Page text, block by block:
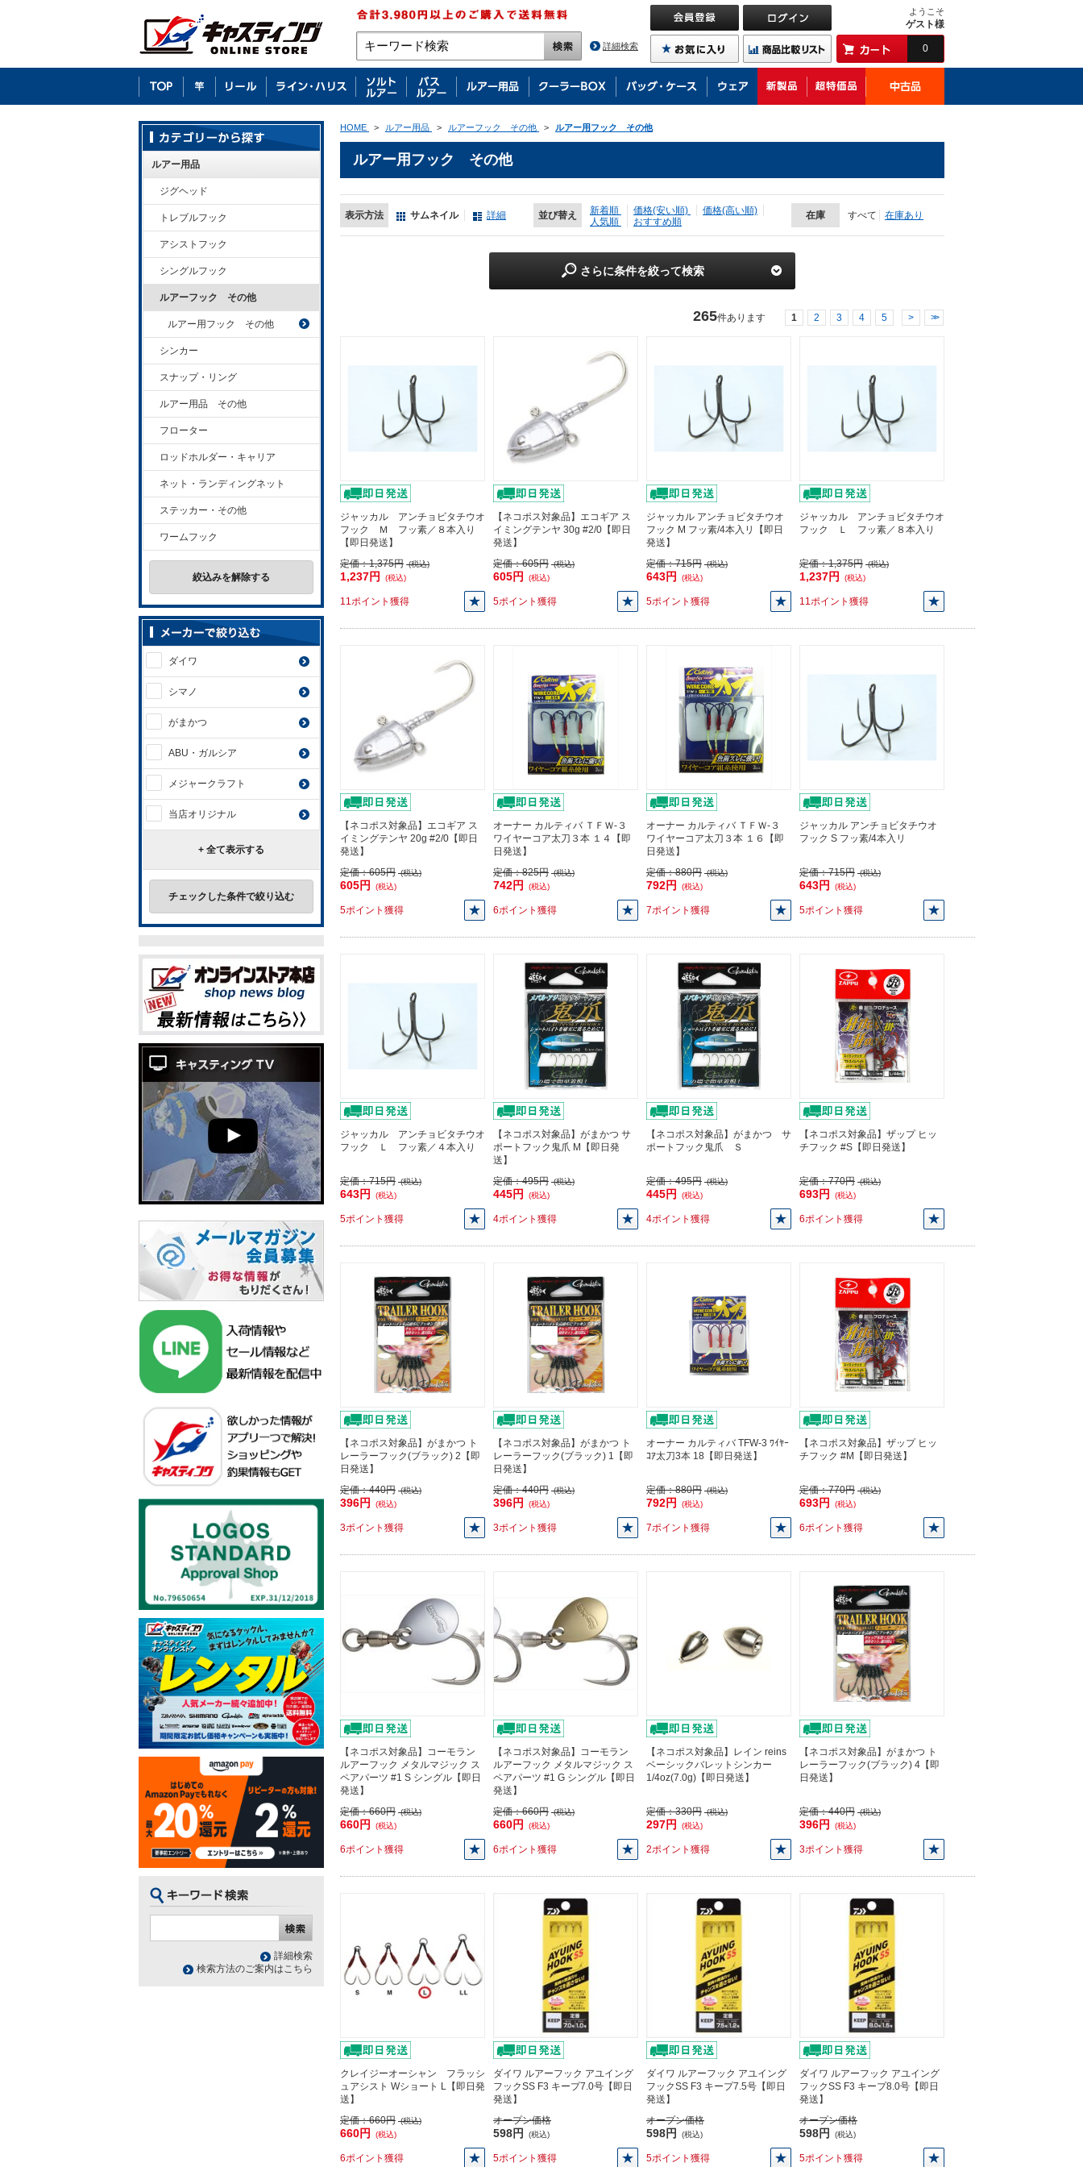
詳細検索
ようこそ
ゲスト様
0
HOME > ルアー用品 > ルアーフック その他 > ルアー用フック その他
ルアー用フック その他
表示方法 サムネイル 詳細 並び替え 新着順 価格(安い順)
価格(高い順)
人気順
おすすめ順
在庫 すべて 在庫あり
さらに条件を絞って検索
265件あります 1 2 3 4 5 > >>
ジャッカル アンチョビタチウオ
フック Ｍ フッ素／８本入り
【即日発送】
定価：1,375円 (税込)
1,237円 (税込)
11ポイント獲得
【ネコポス対象品】エコギア ス
イミングテンヤ 30g #2/0【即日
発送】
定価：605円 (税込)
605円 (税込)
5ポイント獲得
ジャッカル アンチョビタチウオ
フック M フッ素/4本入リ【即日
発送】
定価：715円 (税込)
643円 (税込)
5ポイント獲得
ジャッカル アンチョビタチウオ
フック Ｌ フッ素／８本入り
定価：1,375円 (税込)
1,237円 (税込)
11ポイント獲得
【ネコポス対象品】エコギア ス
イミングテンヤ 20g #2/0【即日
発送】
定価：605円 (税込)
605円 (税込)
5ポイント獲得
オーナー カルティバ ＴＦＷ-３
ワイヤーコア太刀３本 １４【即
日発送】
定価：825円 (税込)
742円 (税込)
6ポイント獲得
オーナー カルティバ ＴＦＷ-３
ワイヤーコア太刀３本 １６【即
日発送】
定価：880円 (税込)
792円 (税込)
7ポイント獲得
ジャッカル アンチョビタチウオ
フック S フッ素/4本入リ
定価：715円 (税込)
643円 (税込)
5ポイント獲得
ジャッカル アンチョビタチウオ
フック Ｌ フッ素／４本入り
定価：715円 (税込)
643円 (税込)
5ポイント獲得
【ネコポス対象品】がまかつ サ
ポートフック鬼爪 M【即日発
送】
定価：495円 (税込)
445円 (税込)
4ポイント獲得
【ネコポス対象品】がまかつ サ
ポートフック鬼爪 Ｓ
定価：495円 (税込)
445円 (税込)
4ポイント獲得
【ネコポス対象品】ザップ ヒッ
チフック #S【即日発送】
定価：770円 (税込)
693円 (税込)
6ポイント獲得
【ネコポス対象品】がまかつ ト
レーラーフック(ブラック) 2【即
日発送】
定価：440円 (税込)
396円 (税込)
3ポイント獲得
【ネコポス対象品】がまかつ ト
レーラーフック(ブラック) 1【即
日発送】
定価：440円 (税込)
396円 (税込)
3ポイント獲得
オーナー カルティバ TFW-3 ﾜｲﾔｰ
ｺｱ太刀3本 18【即日発送】
定価：880円 (税込)
792円 (税込)
7ポイント獲得
【ネコポス対象品】ザップ ヒッ
チフック #M【即日発送】
定価：770円 (税込)
693円 (税込)
6ポイント獲得
【ネコポス対象品】コーモラン
ルアーフック メタルマジック ス
ペアパーツ #1 S シングル【即日
発送】
定価：660円 (税込)
660円 (税込)
6ポイント獲得
【ネコポス対象品】コーモラン
ルアーフック メタルマジック ス
ペアパーツ #1 G シングル【即日
発送】
定価：660円 (税込)
660円 (税込)
6ポイント獲得
【ネコポス対象品】レイン reins
ベーシックバレットシンカー
1/4oz(7.0g)【即日発送】
定価：330円 (税込)
297円 (税込)
2ポイント獲得
【ネコポス対象品】がまかつ ト
レーラーフック(ブラック) 4【即
日発送】
定価：440円 (税込)
396円 (税込)
3ポイント獲得
クレイジーオーシャン フラッシ
ュアシスト Wショート L【即日発
送】
定価：660円 (税込)
660円 (税込)
6ポイント獲得
ダイワ ルアーフック アユイング
フックSS F3 キープ7.0号【即日
発送】
オープン価格
598円 (税込)
5ポイント獲得
ダイワ ルアーフック アユイング
フックSS F3 キープ7.5号【即日
発送】
オープン価格
598円 (税込)
5ポイント獲得
ダイワ ルアーフック アユイング
フックSS F3 キープ8.0号【即日
発送】
オープン価格
598円 (税込)
5ポイント獲得
ルアー用品
ジグヘッド
トレブルフック
アシストフック
シングルフック
ルアーフック その他
ルアー用フック その他
シンカー
スナップ・リング
ルアー用品 その他
フローター
ロッドホルダー・キャリア
ネット・ランディングネット
ステッカー・その他
ワームフック
絞込みを解除する
ダイワ
シマノ
がまかつ
ABU・ガルシア
メジャークラフト
当店オリジナル
+ 全て表示する
チェックした条件で絞り込む
詳細検索
検索方法のご案内はこちら